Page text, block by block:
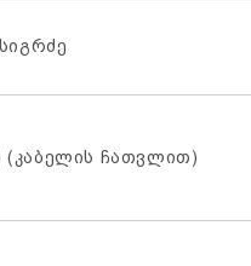
(კაბელის ჩათვლით)